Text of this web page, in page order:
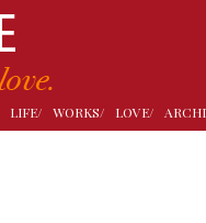
LIFE/ WORKS/ LOVE/